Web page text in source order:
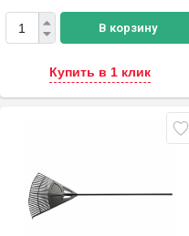
В корзину
Купить в 1 клик